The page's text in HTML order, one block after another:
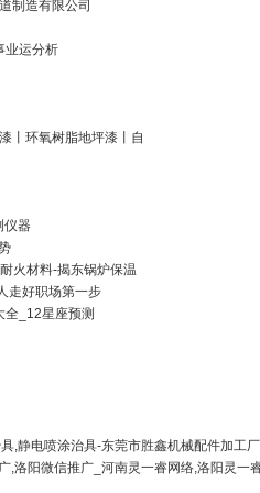
制造有限公司
业运分析
丨环氧树脂地坪漆丨自
仪器
火材料-揭东锅炉保温
走好职场第一步
全_12星座预测
,静电喷涂治具-东莞市胜鑫机械配件加工厂
,洛阳微信推广_河南灵一睿网络,洛阳灵一